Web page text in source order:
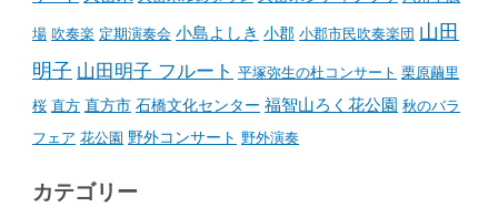
場 吹奏楽 定期演奏会 小島よしき 小郡 小郡市民吹奏楽団 山田
明子 山田明子 フルート 平塚弥生の杜コンサート 栗原繭里
桜 直方 直方市 石橋文化センター 福智山ろく花公園 秋のバラ
フェア 花公園 野外コンサート 野外演奏
カテゴリー